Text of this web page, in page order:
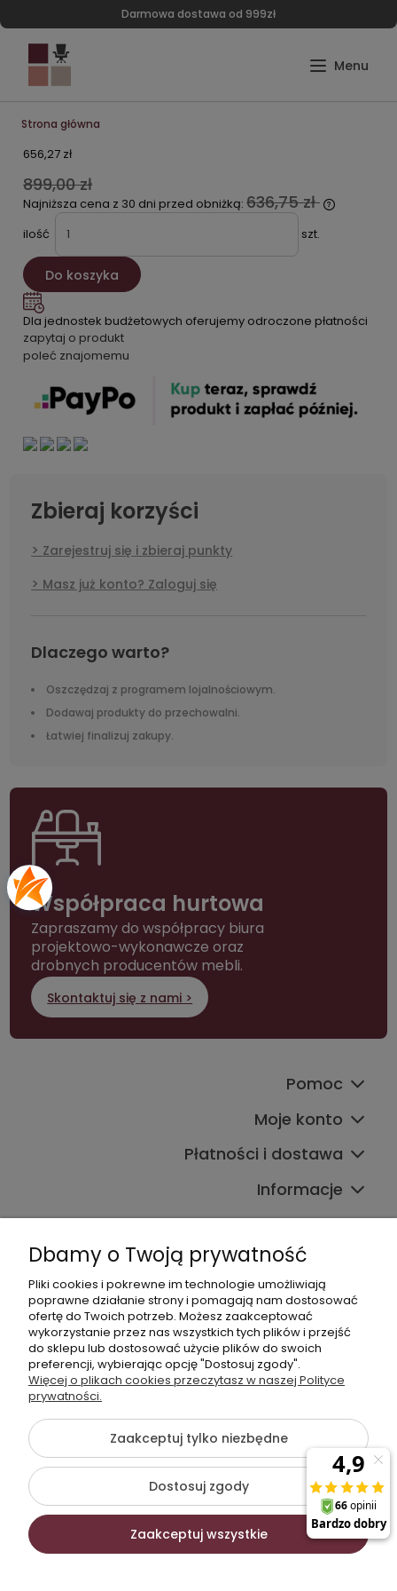
Darmowa dostawa od 999zł
Strona główna
656,27 zł
899,00 zł
Najniższa cena z 30 dni przed obniżką: 636,75 zł
ilość szt.
Do koszyka
Dla jednostek budżetowych oferujemy odroczone płatności
zapytaj o produkt
poleć znajomemu
Zbieraj korzyści
Zarejestruj się i zbieraj punkty
Masz już konto? Zaloguj się
Dlaczego warto?
Oszczędzaj z programem lojalnościowym.
Dodawaj produkty do przechowalni.
Łatwiej finalizuj zakupy.
Współpraca hurtowa
Zapraszamy do współpracy biura
projektowo-wykonawcze oraz
drobnych producentów mebli.
Skontaktuj się z nami >
Pomoc
Moje konto
Płatności i dostawa
Informacje
Kontakt ze sklepem
Dane kontaktowe
603377506
sklep@komfort-biuro.pl
Nasz Facebook
©2026 Wszelkie Prawa Zastrzeżone | Komfort Biuro -
meble biurowe
Szablon Flex byEcommercy
Dbamy o Twoją prywatność
Pliki cookies i pokrewne im technologie umożliwiają
poprawne działanie strony i pomagają nam dostosować
ofertę do Twoich potrzeb. Możesz zaakceptować
wykorzystanie przez nas wszystkich tych plików i przejść
do sklepu lub dostosować użycie plików do swoich
preferencji, wybierając opcję "Dostosuj zgody".
Więcej o plikach cookies przeczytasz w naszej Polityce
prywatności.
Zaakceptuj tylko niezbędne
Dostosuj zgody
Zaakceptuj wszystkie